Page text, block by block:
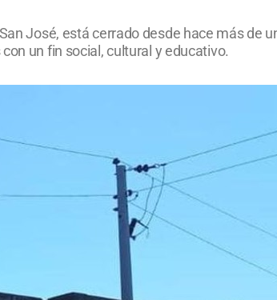
José, está cerrado desde hace más de
un fin social, cultural y educativo.